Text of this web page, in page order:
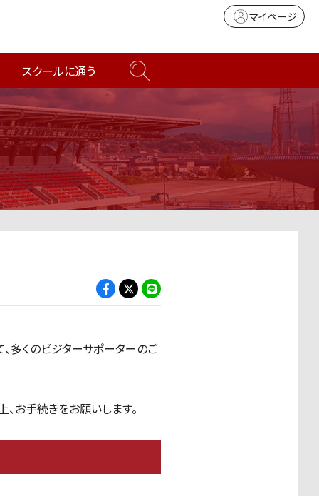
マイページ
スクールに通う
多くのビジターサポーターのご
お手続きをお願いします。